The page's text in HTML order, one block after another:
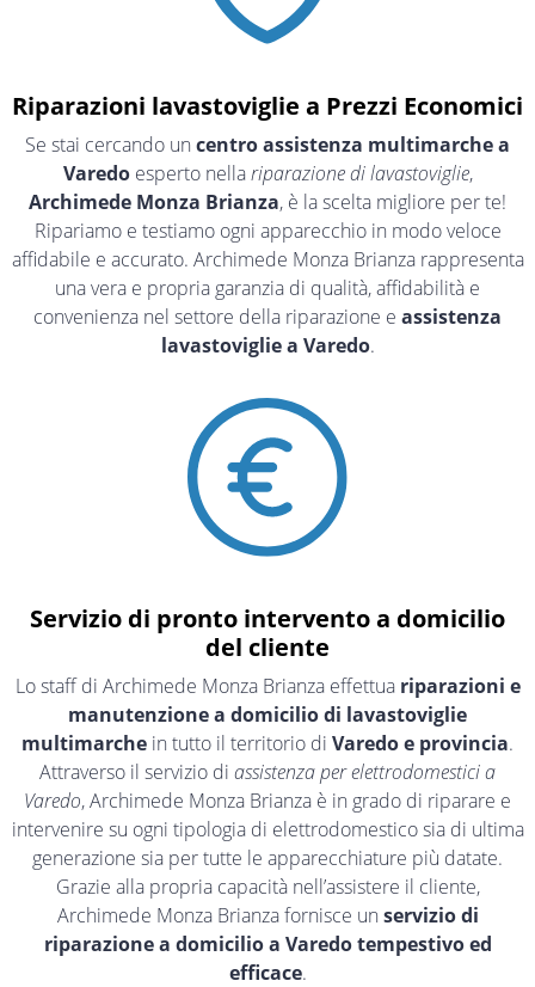
Riparazioni lavastoviglie a Prezzi Economici
Se stai cercando un centro assistenza multimarche a
Varedoesperto nellariparazione di lavastoviglie,
Archimede Monza Brianza, è la scelta migliore per te!
Ripariamo e testiamo ogni apparecchio in modo veloce
affidabile e accurato. Archimede Monza Brianza rappresenta
una vera e propria garanzia di qualità, affidabilità e
convenienza nel settore della riparazione e assistenza
lavastoviglie a Varedo.
Servizio di pronto intervento a domicilio
del cliente
Lo staff di Archimede Monza Brianza effettua riparazioni e
manutenzione a domicilio di lavastoviglie
multimarche in tutto il territorio di Varedo e provincia.
Attraverso il servizio di assistenza per elettrodomestici a
Varedo, Archimede Monza Brianza è in grado di riparare e
intervenire su ogni tipologia di elettrodomestico sia di ultima
generazione sia per tutte le apparecchiature più datate.
Grazie alla propria capacità nell’assistere il cliente,
Archimede Monza Brianza fornisce un servizio di
riparazione a domicilio a Varedo tempestivo ed
efficace.